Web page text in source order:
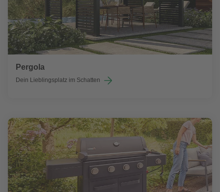
Pergola
Dein Lieblingsplatz im Schatten